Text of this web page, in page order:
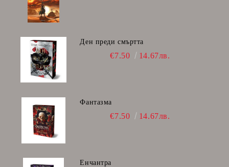
Ден преди смъртта
€7.50 14.67лв.
Фантазма
€7.50 14.67лв.
Енчантра